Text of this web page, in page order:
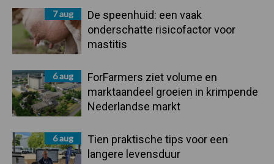
7 aug
De speenhuid: een vaak
onderschatte risicofactor voor
mastitis
6 aug
ForFarmers ziet volume en
marktaandeel groeien in krimpende
Nederlandse markt
6 aug
Tien praktische tips voor een
langere levensduur